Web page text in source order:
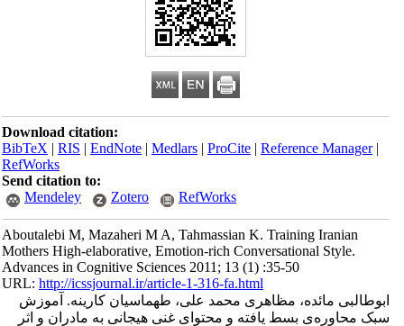
Download citation:
BibTeX|RIS|EndNote|Medlars|ProCite|Reference Manager
RefWorks
Send citation to:
Mendeley
Zotero RefWorks
Aboutalebi M, Mazaheri M A, Tahmassian K. Training Iranian
Mothers High-elaborative, Emotion-rich Conversational Style.
Advances in Cognitive Sciences 2011; 13 (1) :35-50
URL:http://icssjournal.ir/article-1-316-fa.html
ابوطالبی مائده، مظاهری محمد علی، طهماسیان کارینه. آموزش
سبک محاوره‌ی بسط یافته و محتوای غنی هیجانی به مادران و اثر